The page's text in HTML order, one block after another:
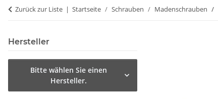
Zurück zur Liste Startseite Schrauben Madenschrauben
Hersteller
Bitte wählen Sie einen
Hersteller.